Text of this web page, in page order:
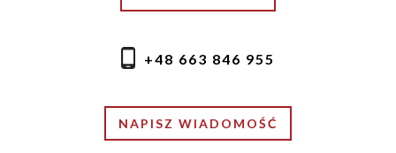
+48 663 846 955
NAPISZ WIADOMOŚĆ